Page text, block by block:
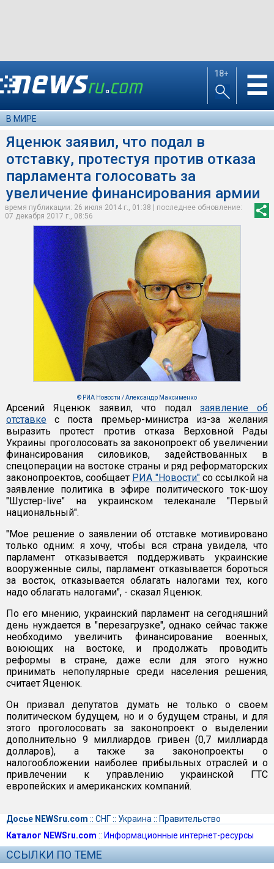
18+ ☰
В МИРЕ
Яценюк заявил, что подал в
отставку, протестуя против отказа
парламента голосовать за
увеличение финансирования армии
время публикации: 26 июля 2014 г., 01:38 | последнее обновление:
07 декабря 2017 г., 08:56
© РИА Новости / Александр Максименко
Арсений Яценюк заявил, что подал заявление об
отставке с поста премьер-министра из-за желания
выразить протест против отказа Верховной Рады
Украины проголосовать за законопроект об увеличении
финансирования силовиков, задействованных в
спецоперации на востоке страны и ряд реформаторских
законопроектов, сообщает РИА "Новости"со ссылкой на
заявление политика в эфире политического ток-шоу
"Шустер-live" на украинском телеканале "Первый
национальный".
"Мое решение о заявлении об отставке мотивировано
только одним: я хочу, чтобы вся страна увидела, что
парламент отказывается поддерживать украинские
вооруженные силы, парламент отказывается бороться
за восток, отказывается облагать налогами тех, кого
надо облагать налогами", - сказал Яценюк.
По его мнению, украинский парламент на сегодняшний
день нуждается в "перезагрузке", однако сейчас также
необходимо увеличить финансирование военных,
воюющих на востоке, и продолжать проводить
реформы в стране, даже если для этого нужно
принимать непопулярные среди населения решения,
считает Яценюк.
Он призвал депутатов думать не только о своем
политическом будущем, но и о будущем страны, и для
этого проголосовать за законопроект о выделении
дополнительно 9 миллиардов гривен (0,7 миллиарда
долларов), а также за законопроекты о
налогообложении наиболее прибыльных отраслей и о
привлечении к управлению украинской ГТС
европейских и американских компаний.
Досье NEWSru.com :: СНГ:: Украина :: Правительство
Каталог NEWSru.com :: Информационные интернет-ресурсы
ССЫЛКИ ПО ТЕМЕ